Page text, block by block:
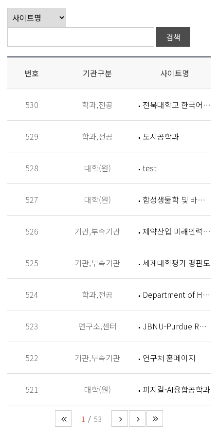
번호 기관구분 사이트명
530 학과,전공 전북대학교 한국어학과
529 학과,전공 도시공학과
528 대학(원) test
527 대학(원) 합성생물학 및 바이오신소재개발 연구실 (Synthetic Biology and Biomaterials Lab,SBBL)
526 기관,부속기관 제약산업 미래인력 양성센터 홈페이지
525 기관,부속기관 세계대학평가 평판도
524 학과,전공 Department of History
523 연구소,센터 JBNU-Purdue Research Institute (JPRI)
522 기관,부속기관 연구처 홈페이지
521 대학(원) 피지컬-AI융합공학과
1 53